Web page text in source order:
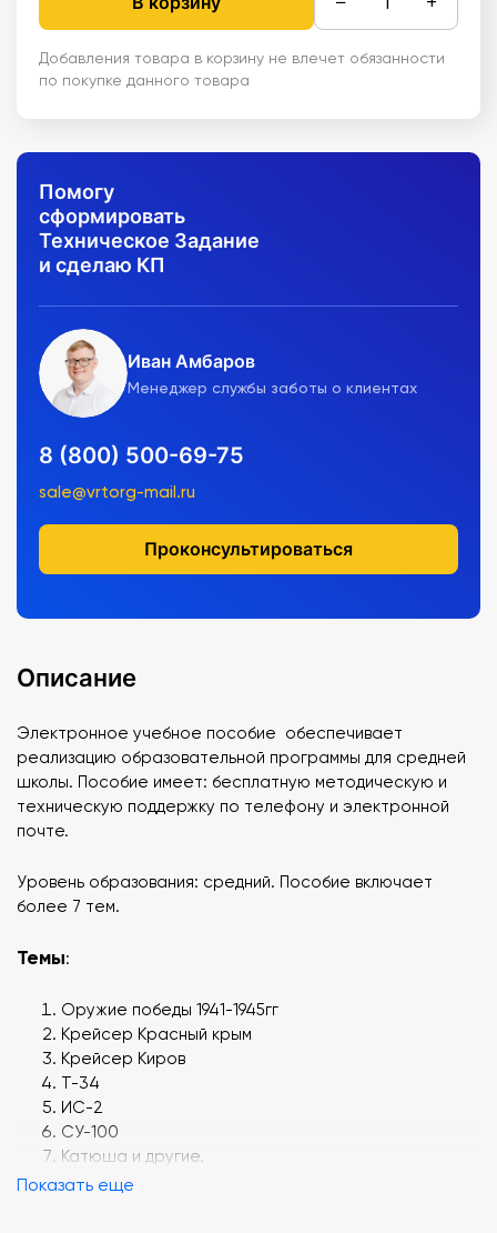
Добавления товара в корзину не влечет обязанности
по покупке данного товара
Помогу
сформировать
Техническое Задание
и сделаю КП
Иван Амбаров
Менеджер службы заботы о клиентах
8 (800) 500-69-75
sale@vrtorg-mail.ru
Проконсультироваться
Описание
Электронное учебное пособие обеспечивает
реализацию образовательной программы для средней
школы. Пособие имеет: бесплатную методическую и
техническую поддержку по телефону и электронной
почте.
Уровень образования: средний. Пособие включает
более 7 тем.
Темы:
Оружие победы 1941-1945гг
Крейсер Красный крым
Крейсер Киров
Т-34
ИС-2
СУ-100
Катюша и другие.
Показать еще